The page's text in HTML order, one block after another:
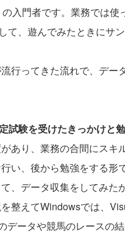
入門者です。業務では使
て、遊んでみたときにサ
行ってきた流れで、デ
験を受けたきっかけと
あり、業務の合間にス
い、後から勉強をする
、データ収集をしてみた
整えてWindowsでは、
データや競馬のレースの